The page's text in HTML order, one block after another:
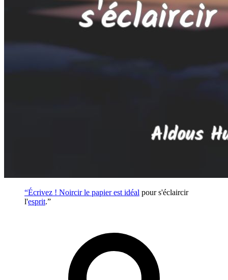
“Écrivez ! Noircir le papier est idéal pour s'éclaircir
l'esprit.”